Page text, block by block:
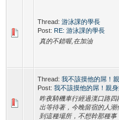
Thread: 游泳課的學長
Post: RE: 游泳課的學長
真的不錯喔,在加油
Thread: 我不該摸他的屌！
Post: 我不該摸他的屌！親身
昨夜騎機車行經過漢口路
出等待著，今晚留宿的人
到這種場所，不想幹那種